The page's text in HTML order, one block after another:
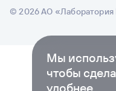
© 2026 АО «Лаборатория
Мы
чтобы
удобнее.